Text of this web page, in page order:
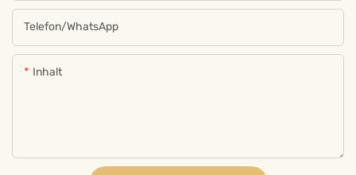
Telefon/WhatsApp
Inhalt